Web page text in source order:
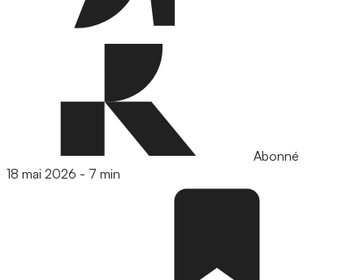
Abonné
18 mai 2026 - 7 min